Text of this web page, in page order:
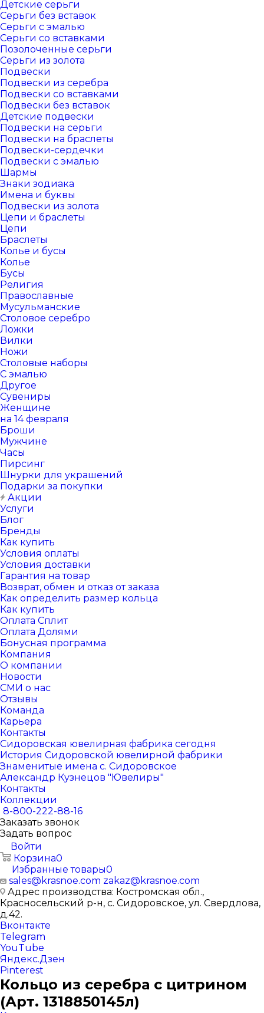
Детские серьги
Серьги без вставок
Серьги с эмалью
Серьги со вставками
Позолоченные серьги
Серьги из золота
Подвески
Подвески из серебра
Подвески со вставками
Подвески без вставок
Детские подвески
Подвески на серьги
Подвески на браслеты
Подвески-сердечки
Подвески с эмалью
Шармы
Знаки зодиака
Имена и буквы
Подвески из золота
Цепи и браслеты
Цепи
Браслеты
Колье и бусы
Колье
Бусы
Религия
Православные
Мусульманские
Столовое серебро
Ложки
Вилки
Ножи
Столовые наборы
С эмалью
Другое
Сувениры
Женщине
на 14 февраля
Броши
Мужчине
Часы
Пирсинг
Шнурки для украшений
Подарки за покупки
Акции
Услуги
Блог
Бренды
Как купить
Условия оплаты
Условия доставки
Гарантия на товар
Возврат, обмен и отказ от заказа
Как определить размер кольца
Как купить
Оплата Сплит
Оплата Долями
Бонусная программа
Компания
О компании
Новости
СМИ о нас
Отзывы
Команда
Карьера
Контакты
Сидоровская ювелирная фабрика сегодня
История Сидоровской ювелирной фабрики
Знаменитые имена с. Сидоровское
Александр Кузнецов "Ювелиры"
Контакты
Коллекции
8-800-222-88-16
Заказать звонок
Задать вопрос
Войти
Корзина0
Избранные товары0
sales@krasnoe.com zakaz@krasnoe.com
Адрес производства: Костромская обл.,
Красносельский р-н, с. Сидоровское, ул. Свердлова,
д.42.
Вконтакте
Telegram
YouTube
Яндекс.Дзен
Pinterest
Кольцо из серебра с цитрином
(Арт. 1318850145л)